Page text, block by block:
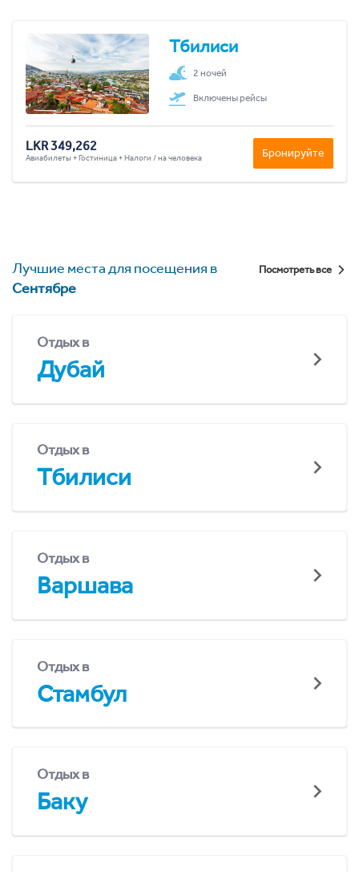
Тбилиси
2 ночей
Включены рейсы
LKR 349,262
Авиабилеты + Гостиница + Налоги / на человека Бронируйте
Лучшие места для посещения в
Сентябре
Посмотреть все
Отдых в
Дубай
Отдых в
Тбилиси
Отдых в
Варшава
Отдых в
Стамбул
Отдых в
Баку